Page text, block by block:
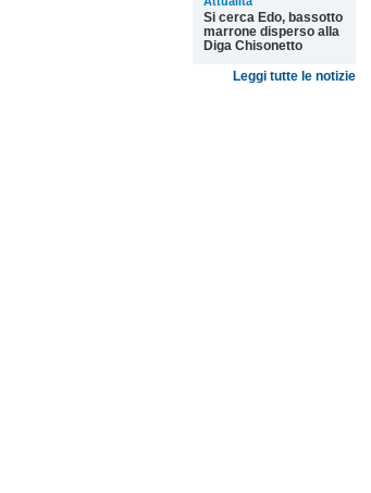
Si cerca Edo, bassotto
marrone disperso alla
Diga Chisonetto
Leggi tutte le notizie